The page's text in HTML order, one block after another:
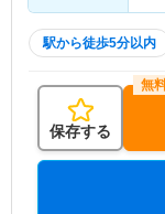
駅から徒歩5分以内
保存する